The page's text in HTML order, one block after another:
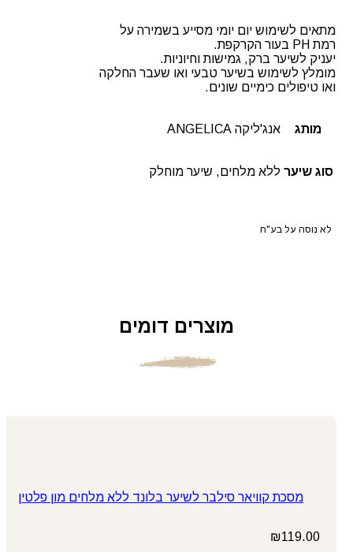
מתאים לשימוש יום יומי מסייע בשמירה על
רמת PH בעור הקרקפת.
יעניק לשיער ברק, גמישות וחיוניות.
מומלץ לשימוש בשיער טבעי ואו שעבר החלקה
ואו טיפולים כימיים שונים.
מותג אנג'ליקה ANGELICA
סוג שיער ללא מלחים, שיער מוחלק
לא נוסה על בע"ח
מוצרים דומים
מסכת קוויאר סילבר לשיער בלונד ללא מלחים מון פלטין
₪119.00